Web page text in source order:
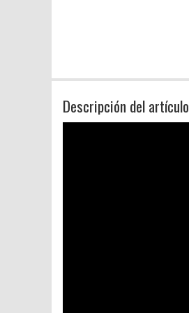
Descripción del artículo